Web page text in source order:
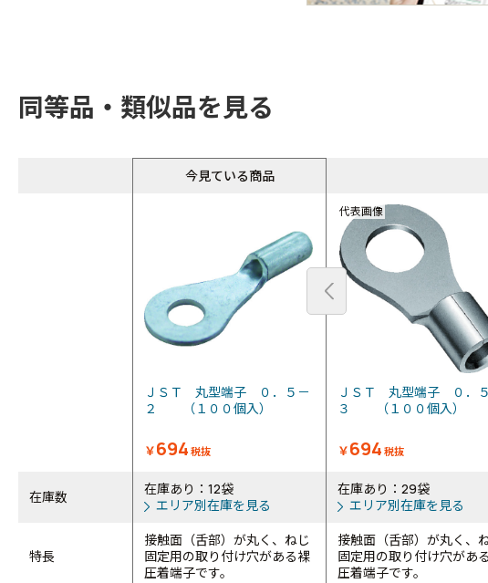
同等品・類似品を見る
今見ている商品
ＪＳＴ 丸型端子 ０．５－
２ （１００個入）
￥694 税抜
代表画像
ＪＳＴ 丸型端子 ０．
３ （１００個入）
￥694 税抜
在庫数
在庫あり：12袋
エリア別在庫を見る
在庫あり：29袋
エリア別在庫を見る
特長
接触面（舌部）が丸く、ねじ
固定用の取り付け穴がある裸
圧着端子です。
接触面（舌部）が丸く、
固定用の取り付け穴があ
圧着端子です。